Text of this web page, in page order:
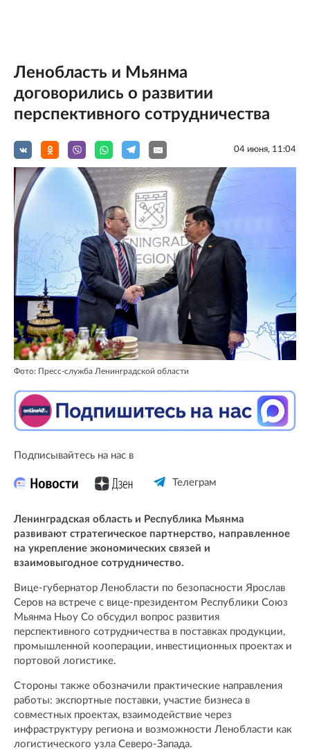
Ленобласть и Мьянма
договорились о развитии
перспективного сотрудничества
04 июня, 11:04
Фото: Пресс-служба Ленинградской области
Подписывайтесь на нас в
Телеграм
Ленинградская область и Республика Мьянма
развивают стратегическое партнерство, направленное
на укрепление экономических связей и
взаимовыгодное сотрудничество.
Вице-губернатор Ленобласти по безопасности Ярослав
Серов на встрече с вице-президентом Республики Союз
Мьянма Ньоу Со обсудил вопрос развития
перспективного сотрудничества в поставках продукции,
промышленной кооперации, инвестиционных проектах и
портовой логистике.
Стороны также обозначили практические направления
работы: экспортные поставки, участие бизнеса в
совместных проектах, взаимодействие через
инфраструктуру региона и возможности Ленобласти как
логистического узла Северо-Запада.